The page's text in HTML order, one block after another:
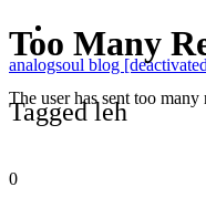
analogsoul blog
Tagged leh
0